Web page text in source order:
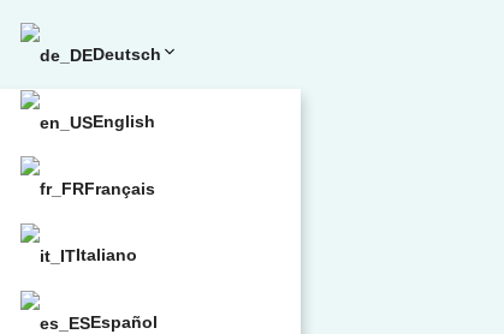
Deutsch
English
Français
Italiano
Español